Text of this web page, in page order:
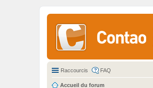
Raccourcis FAQ
Accueil du forum